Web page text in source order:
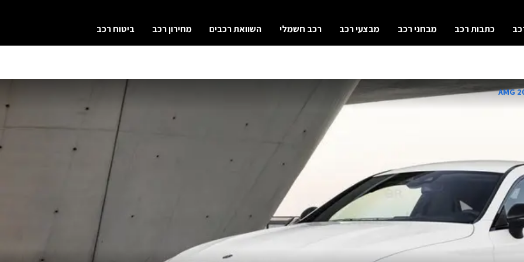
כתבות רכב מבחני רכב מבצעי רכב רכב חשמלי השוואת רכבים מחירון רכב ביטוח רכב